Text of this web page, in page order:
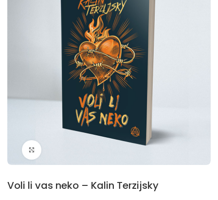
Voli li vas neko – Kalin Terzijsky